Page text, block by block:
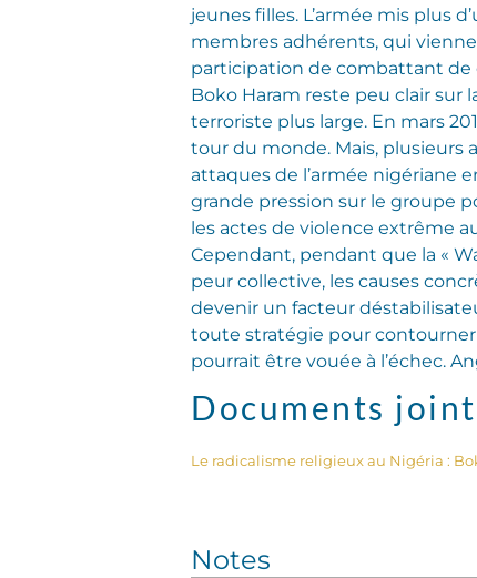
jeunes filles. L’armée mis plus
membres adhérents, qui
participation de combattant de
Boko Haram reste peu clair sur
terroriste plus large. En mars
tour du monde. Mais, plusieurs
attaques de l’armée nigériane
grande pression sur le groupe
les actes de violence extrême
Cependant, pendant que la «
peur collective, les causes
devenir un facteur
toute stratégie pour contourner
pourrait être vouée à l’échec.
Documents
Le radicalisme religieux au Nigéria :
Notes